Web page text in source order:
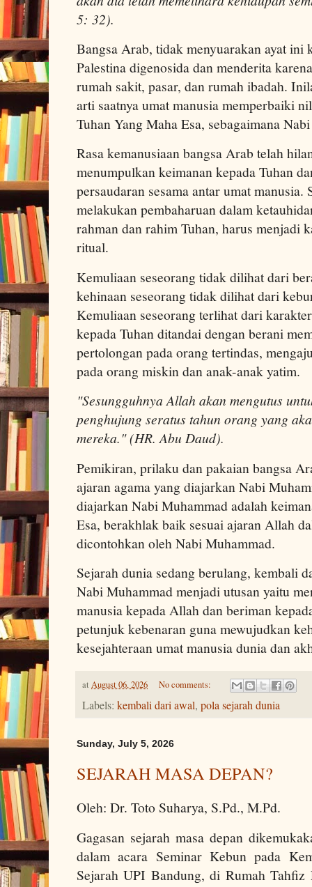
5: 32).
Bangsa Arab, tidak menyuarakan ayat
Palestina digenosida dan menderita
rumah sakit, pasar, dan rumah ibadah.
arti saatnya umat manusia memperbaiki
Tuhan Yang Maha Esa, sebagaimana
Rasa kemanusiaan bangsa Arab telah
menumpulkan keimanan kepada Tuhan
persaudaran sesama antar umat manusia.
melakukan pembaharuan dalam
rahman dan rahim Tuhan, harus menjadi
ritual.
Kemuliaan seseorang tidak dilihat dari
kehinaan seseorang tidak dilihat dari
Kemuliaan seseorang terlihat dari
kepada Tuhan ditandai dengan berani
pertolongan pada orang tertindas,
pada orang miskin dan anak-anak yatim.
"Sesungguhnya Allah akan mengutus
penghujung seratus tahun orang yang
mereka." (HR. Abu Daud).
Pemikiran, prilaku dan pakaian bangsa
ajaran agama yang diajarkan Nabi
diajarkan Nabi Muhammad adalah
Esa, berakhlak baik sesuai ajaran Allah
dicontohkan oleh Nabi Muhammad.
Sejarah dunia sedang berulang, kembali
Nabi Muhammad menjadi utusan yaitu
manusia kepada Allah dan beriman
petunjuk kebenaran guna mewujudkan
kesejahteraan umat manusia dunia dan
at August 06, 2026 No comments:
Labels: kembali dari awal, pola sejarah dunia
Sunday, July 5, 2026
SEJARAH MASA DEPAN?
Oleh: Dr. Toto Suharya, S.Pd., M.Pd.
Gagasan sejarah masa depan
dalam acara Seminar Kebun pada
Sejarah UPI Bandung, di Rumah Tahfiz